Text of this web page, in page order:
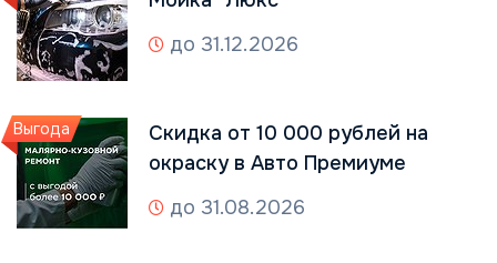
до 31.12.2026
Выгода
Скидка от 10 000 рублей на
окраску в Авто Премиуме
до 31.08.2026